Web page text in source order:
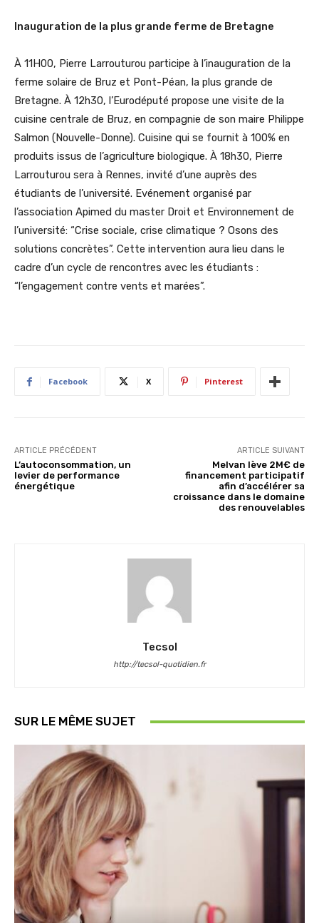
Inauguration de la plus grande ferme de Bretagne
À 11H00, Pierre Larrouturou participe à l’inauguration de la
ferme solaire de Bruz et Pont-Péan, la plus grande de
Bretagne. À 12h30, l’Eurodéputé propose une visite de la
cuisine centrale de Bruz, en compagnie de son maire Philippe
Salmon (Nouvelle-Donne). Cuisine qui se fournit à 100% en
produits issus de l’agriculture biologique. À 18h30, Pierre
Larrouturou sera à Rennes, invité d’une auprès des
étudiants de l’université. Evénement organisé par
l’association Apimed du master Droit et Environnement de
l’université: “Crise sociale, crise climatique ? Osons des
solutions concrètes”. Cette intervention aura lieu dans le
cadre d’un cycle de rencontres avec les étudiants :
“l’engagement contre vents et marées”.
Facebook X Pinterest
ARTICLE PRÉCÉDENT
L’autoconsommation, un
levier de performance
énergétique
ARTICLE SUIVANT
Melvan lève 2M€ de
financement participatif
afin d’accélérer sa
croissance dans le domaine
des renouvelables
Tecsol
http://tecsol-quotidien.fr
SUR LE MÊME SUJET